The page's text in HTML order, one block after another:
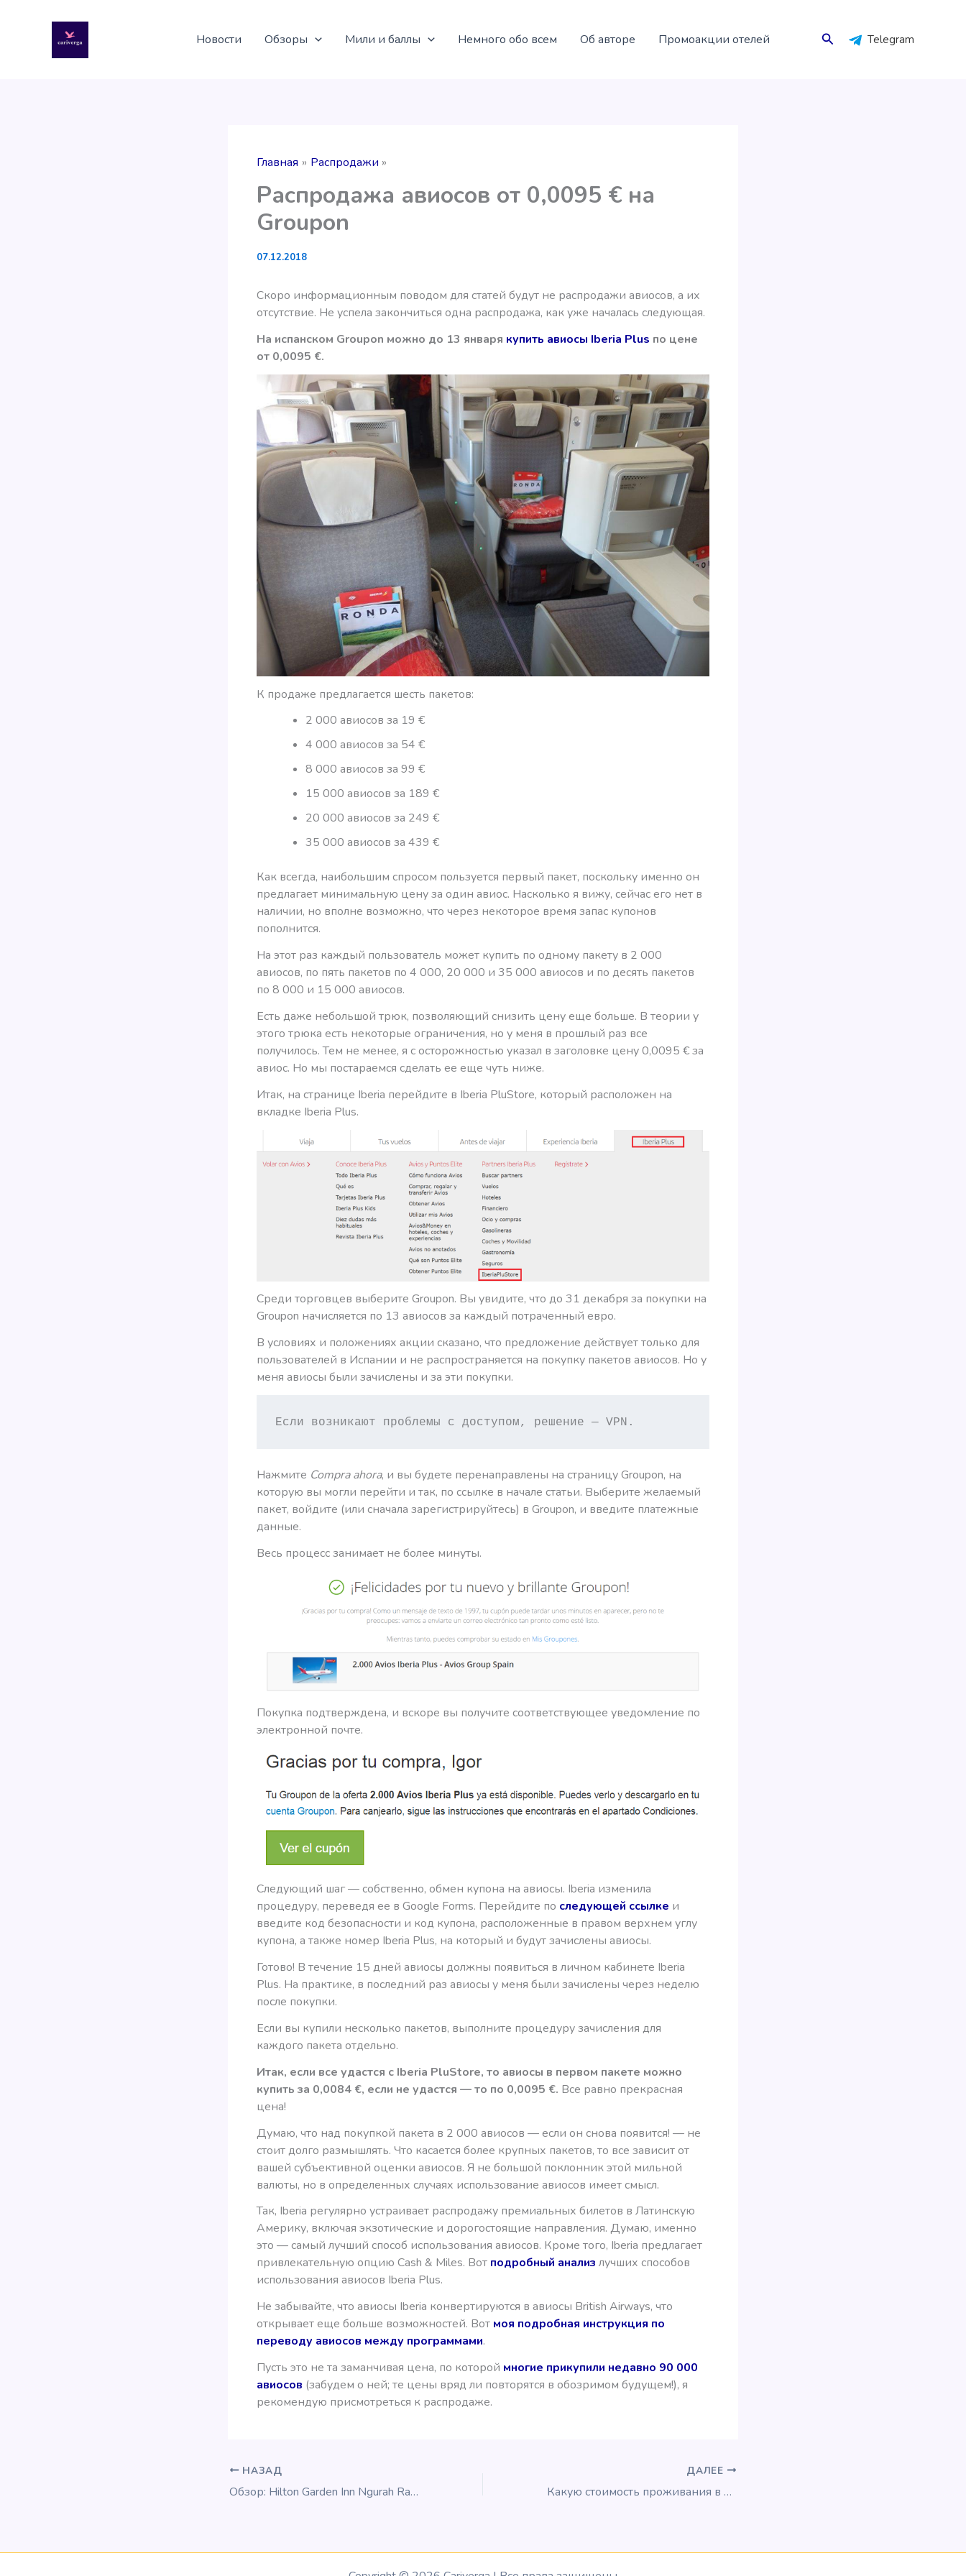
содержимому
Новости Обзоры Мили и баллы Немного обо всем Об авторе Промоакции отелей Поиск Telegram
Главная Распродажи
Распродажа авиосов от 0,0095 € на
Groupon
07.12.2018
Скоро информационным поводом для статей будут не распродажи авиосов, а их
отсутствие. Не успела закончиться одна распродажа, как уже началась следующая.
На испанском Groupon можно до 13 января купить авиосы Iberia Plus по цене
от 0,0095 €.
К продаже предлагается шесть пакетов:
2 000 авиосов за 19 €
4 000 авиосов за 54 €
8 000 авиосов за 99 €
15 000 авиосов за 189 €
20 000 авиосов за 249 €
35 000 авиосов за 439 €
Как всегда, наибольшим спросом пользуется первый пакет, поскольку именно он
предлагает минимальную цену за один авиос. Насколько я вижу, сейчас его нет в
наличии, но вполне возможно, что через некоторое время запас купонов
пополнится.
На этот раз каждый пользователь может купить по одному пакету в 2 000
авиосов, по пять пакетов по 4 000, 20 000 и 35 000 авиосов и по десять пакетов
по 8 000 и 15 000 авиосов.
Есть даже небольшой трюк, позволяющий снизить цену еще больше. В теории у
этого трюка есть некоторые ограничения, но у меня в прошлый раз все
получилось. Тем не менее, я с осторожностью указал в заголовке цену 0,0095 € за
авиос. Но мы постараемся сделать ее еще чуть ниже.
Итак, на страницe Iberia перейдите в Iberia PluStore, который расположен на
вкладке Iberia Plus.
Среди торговцев выберите Groupon. Вы увидите, что до 31 декабря за покупки на
Groupon начисляется по 13 авиосов за каждый потраченный евро.
В условиях и положениях акции сказано, что предложение действует только для
пользователей в Испании и не распространяется на покупку пакетов авиосов. Но у
меня авиосы были зачислены и за эти покупки.
Если возникают проблемы с доступом, решение — VPN.
Нажмите Compra ahora, и вы будете перенаправлены на страницу Groupon, на
которую вы могли перейти и так, по ссылке в начале статьи. Выберите желаемый
пакет, войдите (или сначала зарегистрируйтесь) в Groupon, и введите платежные
данные.
Весь процесс занимает не более минуты.
Покупка подтверждена, и вскоре вы получите соответствующее уведомление по
электронной почте.
Следующий шаг — собственно, обмен купона на авиосы. Iberia изменила
процедуру, переведя ее в Google Forms. Перейдите по следующей ссылке и
введите код безопасности и код купона, расположенные в правом верхнем углу
купона, а также номер Iberia Plus, на который и будут зачислены авиосы.
Готово! В течение 15 дней авиосы должны появиться в личном кабинете Iberia
Plus. На практике, в последний раз авиосы у меня были зачислены через неделю
после покупки.
Если вы купили несколько пакетов, выполните процедуру зачисления для
каждого пакета отдельно.
Итак, если все удастся с Iberia PluStore, то авиосы в первом пакете можно
купить за 0,0084 €, если не удастся — то по 0,0095 €. Все равно прекрасная
цена!
Думаю, что над покупкой пакета в 2 000 авиосов — если он снова появится! — не
стоит долго размышлять. Что касается более крупных пакетов, то все зависит от
вашей субъективной оценки авиосов. Я не большой поклонник этой мильной
валюты, но в определенных случаях использование авиосов имеет смысл.
Так, Iberia регулярно устраивает распродажу премиальных билетов в Латинскую
Америку, включая экзотические и дорогостоящие направления. Думаю, именно
это — самый лучший способ использования авиосов. Кроме того, Iberia предлагает
привлекательную опцию Cash & Miles. Вот подробный анализ лучших способов
использования авиосов Iberia Plus.
Не забывайте, что авиосы Iberia конвертируются в авиосы British Airways, что
открывает еще больше возможностей. Вот моя подробная инструкция по
переводу авиосов между программами.
Пусть это не та заманчивая цена, по которой многие прикупили недавно 90 000
авиосов (забудем о ней; те цены вряд ли повторятся в обозримом будущем!), я
рекомендую присмотреться к распродаже.
НАЗАД
Обзор: Hilton Garden Inn Ngurah Rai Airport, Бали
ДАЛЕЕ
Какую стоимость проживания в отеле я считаю адекватной?